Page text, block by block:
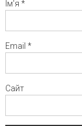
Ім'я *
Email *
Сайт